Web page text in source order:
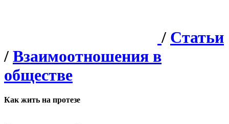
/ Статьи
/ Взаимоотношения в
обществе
Как жить на протезе